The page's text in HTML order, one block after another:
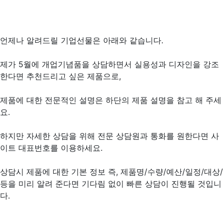
언제나 알려드릴 기업선물은 아래와 같습니다.
제가 5월에 개업기념품을 상담하면서 실용성과 디자인을 강조
한다면 추천드리고 싶은 제품으로,
제품에 대한 전문적인 설명은 하단의 제품 설명을 참고 해 주세
요.
하지만 자세한 상담을 위해 전문 상담원과 통화를 원한다면 사
이트 대표번호를 이용하세요.
상담시 제품에 대한 기본 정보 즉, 제품명/수량/예산/일정/대상/
등을 미리 알려 준다면 기다림 없이 빠른 상담이 진행될 것입니
다.